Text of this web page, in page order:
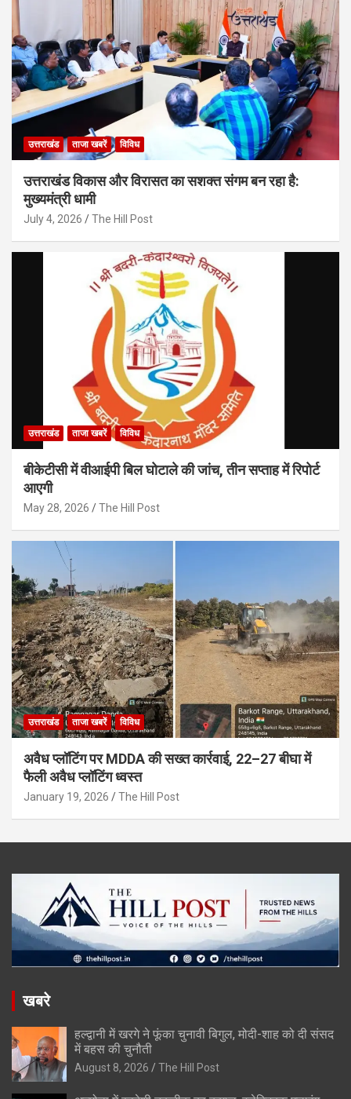
उत्तराखंड ताजा खबरें विविध
उत्तराखंड विकास और विरासत का सशक्त संगम बन रहा है:
मुख्यमंत्री धामी
July 4, 2026 The Hill Post
उत्तराखंड ताजा खबरें विविध
बीकेटीसी में वीआईपी बिल घोटाले की जांच, तीन सप्ताह में रिपोर्ट
आएगी
May 28, 2026 The Hill Post
उत्तराखंड ताजा खबरें विविध
अवैध प्लॉटिंग पर MDDA की सख्त कार्रवाई, 22–27 बीघा में
फैली अवैध प्लॉटिंग ध्वस्त
January 19, 2026 The Hill Post
खबरे
हल्द्वानी में खरगे ने फूंका चुनावी बिगुल, मोदी-शाह को दी संसद
में बहस की चुनौती
August 8, 2026 The Hill Post